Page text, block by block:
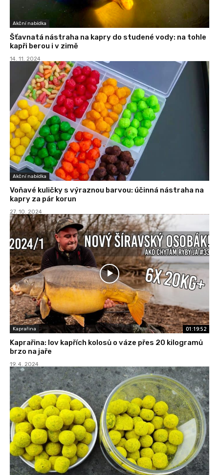
Akční nabídka
Šťavnatá nástraha na kapry do studené vody: na tohle
kapři berou i v zimě
14. 11. 2024
Akční nabídka
Voňavé kuličky s výraznou barvou: účinná nástraha na
kapry za pár korun
27. 10. 2024
Kaprařina 01:19:52
Kaprařina: lov kapřích kolosů o váze přes 20 kilogramů
brzo na jaře
19. 4. 2024